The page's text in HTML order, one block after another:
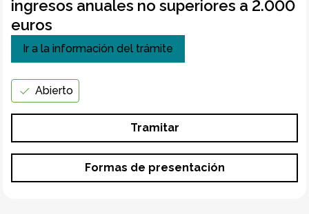
ingresos anuales no superiores a 2.000
euros
Ir a la información del trámite
Abierto
Tramitar
Formas de presentación